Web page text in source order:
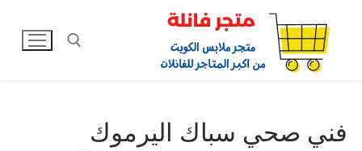
المحتوى
فني صحي سباك اليرموك